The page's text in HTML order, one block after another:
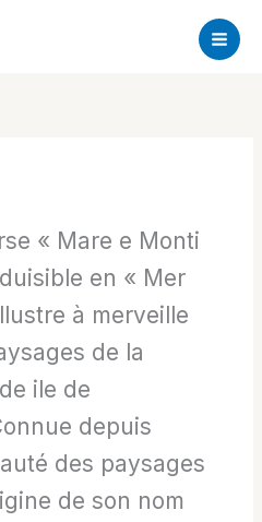
« Mare e Monti
en « Mer
à merveille
de la
ile de
depuis
des paysages
de son nom